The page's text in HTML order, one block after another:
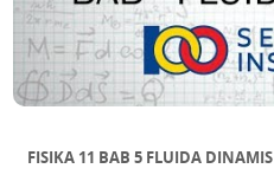
FISIKA 11 BAB 5 FLUIDA DINAMIS